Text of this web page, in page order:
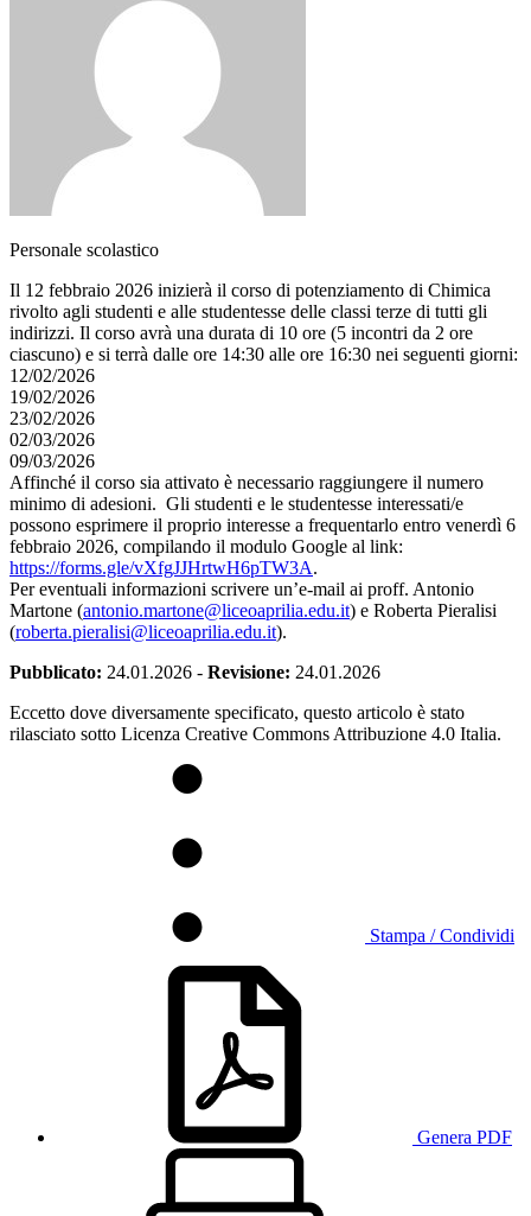
Personale scolastico
Il 12 febbraio 2026 inizierà il corso di potenziamento di Chimica
rivolto agli studenti e alle studentesse delle classi terze di tutti gli
indirizzi. Il corso avrà una durata di 10 ore (5 incontri da 2 ore
ciascuno) e si terrà dalle ore 14:30 alle ore 16:30 nei seguenti giorni:
12/02/2026
19/02/2026
23/02/2026
02/03/2026
09/03/2026
Affinché il corso sia attivato è necessario raggiungere il numero
minimo di adesioni. Gli studenti e le studentesse interessati/e
possono esprimere il proprio interesse a frequentarlo entro venerdì 6
febbraio 2026, compilando il modulo Google al link:
https://forms.gle/vXfgJJHrtwH6pTW3A.
Per eventuali informazioni scrivere un’e-mail ai proff. Antonio
Martone (antonio.martone@liceoaprilia.edu.it) e Roberta Pieralisi
(roberta.pieralisi@liceoaprilia.edu.it).
Pubblicato: 24.01.2026 - Revisione: 24.01.2026
Eccetto dove diversamente specificato, questo articolo è stato
rilasciato sotto Licenza Creative Commons Attribuzione 4.0 Italia.
Stampa / Condividi
Genera PDF